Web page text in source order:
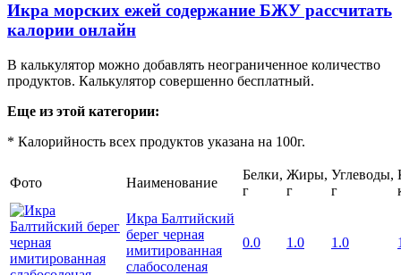
Икра морских ежей содержание БЖУ рассчитать
калории онлайн
В калькулятор можно добавлять неограниченное количество
продуктов. Калькулятор совершенно бесплатный.
Еще из этой категории:
* Калорийность всех продуктов указана на 100г.
Фото Наименование
Белки,
г
Жиры,
г
Углеводы,
г
Икра Балтийский
берег черная
имитированная
слабосоленая
0.0 1.0 1.0